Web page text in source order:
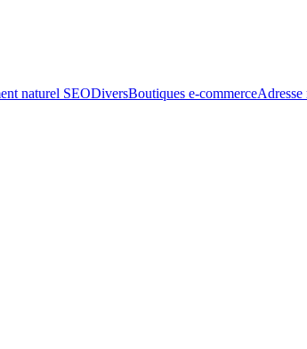
naturel SEODiversBoutiques e-commerce